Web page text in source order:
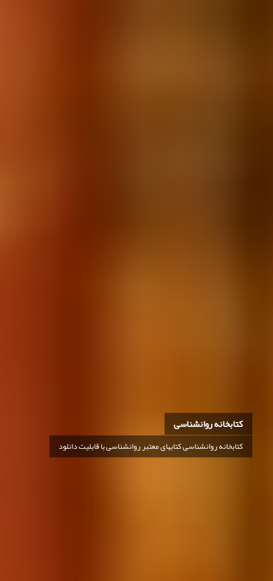
کتابخانه روانشناسی
کتابخانه روانشناسی کتابهای معتبر روانشناسی با قابلیت دانلود